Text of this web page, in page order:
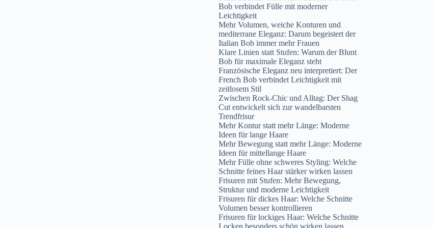
Bob verbindet Fülle mit moderner
Leichtigkeit
Mehr Volumen, weiche Konturen und
mediterrane Eleganz: Darum begeistert der
Italian Bob immer mehr Frauen
Klare Linien statt Stufen: Warum der Blunt
Bob für maximale Eleganz steht
Französische Eleganz neu interpretiert: Der
French Bob verbindet Leichtigkeit mit
zeitlosem Stil
Zwischen Rock-Chic und Alltag: Der Shag
Cut entwickelt sich zur wandelbarsten
Trendfrisur
Mehr Kontur statt mehr Länge: Moderne
Ideen für lange Haare
Mehr Bewegung statt mehr Länge: Moderne
Ideen für mittellange Haare
Mehr Fülle ohne schweres Styling: Welche
Schnitte feines Haar stärker wirken lassen
Frisuren mit Stufen: Mehr Bewegung,
Struktur und moderne Leichtigkeit
Frisuren für dickes Haar: Welche Schnitte
Volumen besser kontrollieren
Frisuren für lockiges Haar: Welche Schnitte
Locken besonders schön wirken lassen